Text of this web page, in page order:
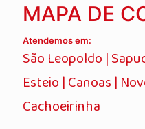
MAPA DE
Atendemos em:
São Leopoldo |
Esteio | Canoas |
Cachoeirinha